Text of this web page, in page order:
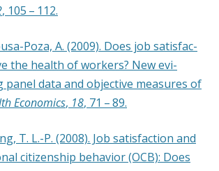
, 105 – 112.
Poza, A. (2009). Does job satis­fac­
the health of workers? New evi­
panel data and objec­ti­ve mea­su­res of
Eco­no­mics, 18, 71 – 89.
T. L.-P. (2008). Job satis­fac­tion and
citi­zen­ship beha­vi­or (OCB): Does